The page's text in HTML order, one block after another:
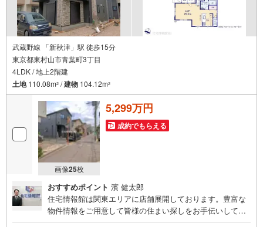
武蔵野線 「新秋津」駅 徒歩15分
東京都東村山市青葉町3丁目
4LDK / 地上2階建
土地110.08m2 /建物 104.12m2
画像25枚
5,299万円
成約でもらえる
おすすめポイント 濱 健太郎
住宅情報館は関東エリアに店舗展開しております。豊富な
物件情報をご用意して皆様の住まい探しをお手伝いしてお